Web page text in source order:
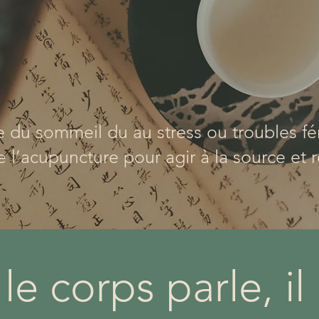
du sommeil du au stress ou troubles
l’acupuncture pour agir à la source et
corps parle, il